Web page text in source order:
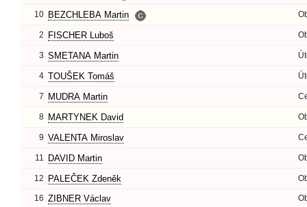
10 BEZCHLEBA Martin
2 FISCHER Luboš
3 SMETANA Martin
4 TOUŠEK Tomáš
7 MUDRA Martin
8 MARTYNEK David
9 VALENTA Miroslav
11 DAVID Martin
12 PALEČEK Zdeněk
16 ZIBNER Václav